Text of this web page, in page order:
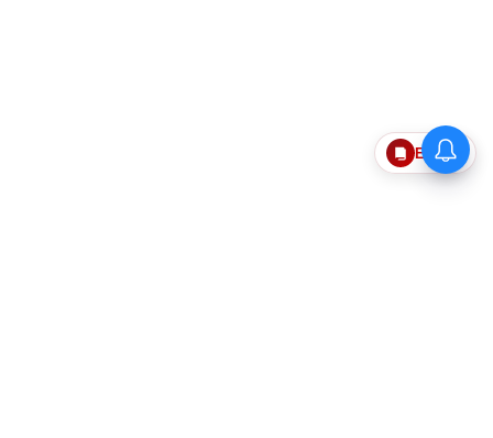
Epaper
தொகுதி மறுவரையறைக்கு
கூட்டத்தில் ஒருமனதாக தீர்மானம்